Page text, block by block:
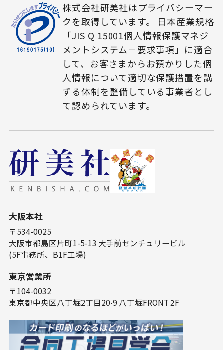
株式会社研美社はプライバシーマー
クを取得しています。 日本産業規格
「JIS Q 15001個人情報保護マネジ
メントシステム－要求事項」に適合
して、お客さまからお預かりした個
人情報について適切な保護措置を講
ずる体制を整備している事業者とし
て認められています。
⼤阪本社
〒534-0025
⼤阪市都島区⽚町1-5-13 ⼤⼿前センチュリービル
(5F事務所、B1F⼯場)
東京営業所
〒104-0032
東京都中央区⼋丁堀2丁⽬20-9 ⼋丁堀FRONT 2F